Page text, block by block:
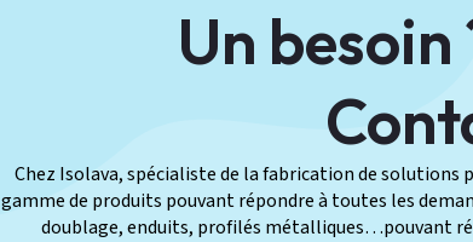
Un besoin
Chez Isolava, spécialiste de la fabrication de solutions
gamme de produits pouvant répondre à toutes les
doublage, enduits, profilés métalliques…pouvant